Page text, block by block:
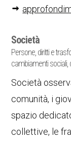
Società
Persone, diritti e
cambiamenti sociali,
Società
comunità, i
spazio
collettive, le